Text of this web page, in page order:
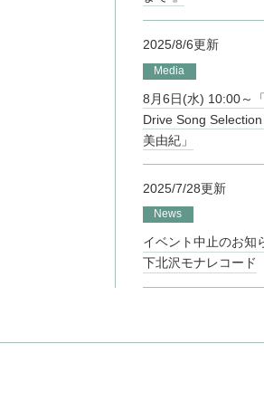
2025/8/6更新
Media
8月6日(水) 10:00～
Drive Song
美由紀」
2025/7/28更新
News
イベント中止のお
下北沢モナレコード